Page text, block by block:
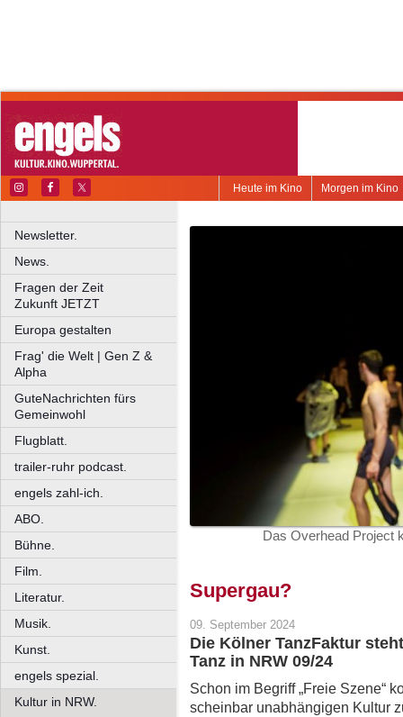
Morgen im Kino
Heute im Kino
Newsletter.
News.
Fragen der Zeit
Zukunft JETZT
Europa gestalten
Frag' die Welt | Gen Z &
Alpha
GuteNachrichten fürs
Gemeinwohl
Flugblatt.
trailer-ruhr podcast.
engels zahl-ich.
ABO.
Bühne.
Film.
Literatur.
Musik.
Kunst.
engels spezial.
Kultur in NRW.
Das Overhead Project
Supergau?
09. September 2024
Die Kölner TanzFaktur
Tanz in NRW 09/24
Schon im Begriff „Freie Szene“
scheinbar unabhängigen Kultur